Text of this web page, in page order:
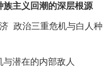
主义回潮的深层根源
政治三重危机与白人种
潜在的内部敌人